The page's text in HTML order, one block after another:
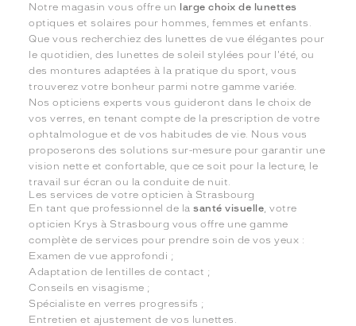
Notre magasin vous offre un large choix de lunettes
optiques et solaires pour hommes, femmes et enfants.
Que vous recherchiez des lunettes de vue élégantes pour
le quotidien, des lunettes de soleil stylées pour l'été, ou
des montures adaptées à la pratique du sport, vous
trouverez votre bonheur parmi notre gamme variée.
Nos opticiens experts vous guideront dans le choix de
vos verres, en tenant compte de la prescription de votre
ophtalmologue et de vos habitudes de vie. Nous vous
proposerons des solutions sur-mesure pour garantir une
vision nette et confortable, que ce soit pour la lecture, le
travail sur écran ou la conduite de nuit.
Les services de votre opticien à Strasbourg
En tant que professionnel de lasanté visuelle , votre
opticien Krys à Strasbourg vous offre une gamme
complète de services pour prendre soin de vos yeux :
Examen de vue approfondi ;
Adaptation de lentilles de contact ;
Conseils en visagisme ;
Spécialiste en verres progressifs ;
Entretien et ajustement de vos lunettes.